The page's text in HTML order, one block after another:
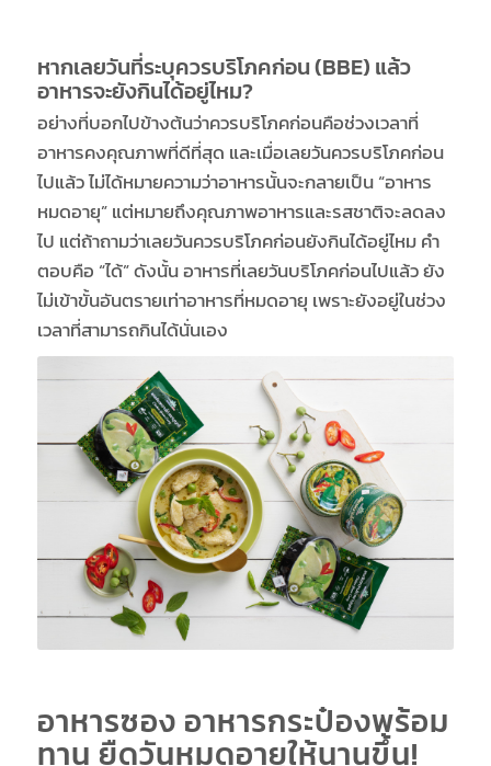
หากเลยวันที่ระบุควรบริโภคก่อน (BBE) แล้ว
อาหารจะยังกินได้อยู่ไหม?
อย่างที่บอกไปข้างต้นว่าควรบริโภคก่อนคือช่วงเวลาที่
อาหารคงคุณภาพที่ดีที่สุด และเมื่อเลยวันควรบริโภคก่อน
ไปแล้ว ไม่ได้หมายความว่าอาหารนั้นจะกลายเป็น “อาหาร
หมดอายุ” แต่หมายถึงคุณภาพอาหารและรสชาติจะลดลง
ไป แต่ถ้าถามว่าเลยวันควรบริโภคก่อนยังกินได้อยู่ไหม คำ
ตอบคือ “ได้” ดังนั้น อาหารที่เลยวันบริโภคก่อนไปแล้ว ยัง
ไม่เข้าขั้นอันตรายเท่าอาหารที่หมดอายุ เพราะยังอยู่ในช่วง
เวลาที่สามารถกินได้นั่นเอง
อาหารซอง อาหารกระป๋องพร้อม
ทาน ยืดวันหมดอายุให้นานขึ้น!